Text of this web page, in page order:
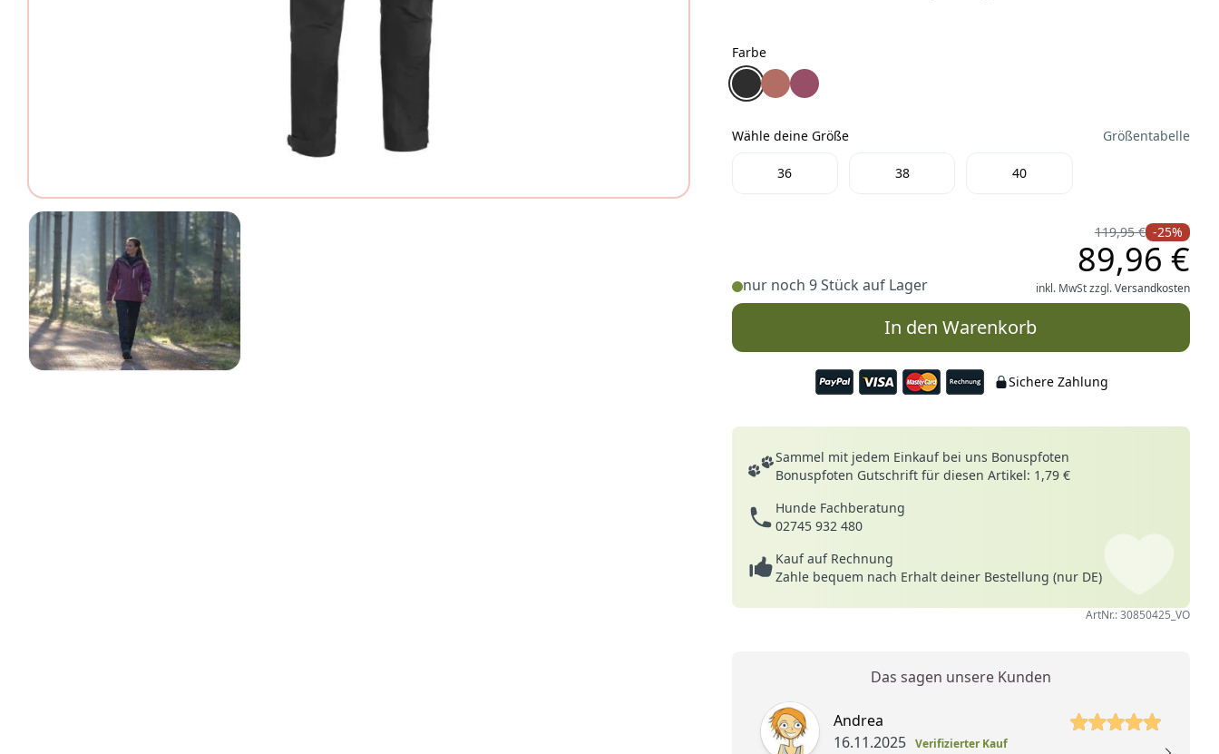
Farbe
Farbe
Pinewood® Caribou TC Damen Hose black/black
Pinewood® Caribou TC Damen Hose rusty pink/dark anthracite
Pinewood® Caribou TC Damen Hose plum/anthrazit
Wähle deine Größe Größentabelle
36 38 40
nur noch 9 Stück auf Lager
119,95 € -25%
89,96 €
inkl. MwSt zzgl.Versandkosten
In den Warenkorb
Sichere Zahlung
Deine Vorteile
Sammel mit jedem Einkauf bei uns Bonuspfoten
Bonuspfoten Gutschrift für diesen Artikel: 1,79 €
Hunde Fachberatung
02745 932 480
Kauf auf Rechnung
Zahle bequem nach Erhalt deiner Bestellung (nur DE)
ArtNr.: 30850425_VO
Das sagen unsere Kunden
Andrea
16.11.2025 Verifizierter Kauf
5 von 5 Sterne